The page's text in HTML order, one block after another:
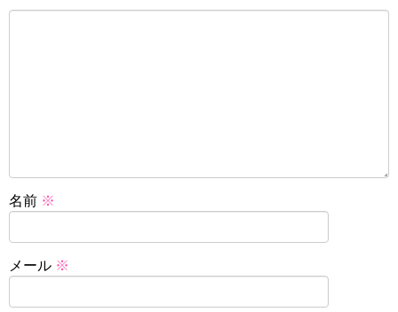
名前 ※
メール ※